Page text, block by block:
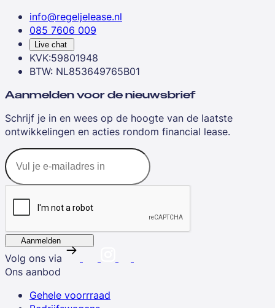
info@regeljelease.nl
085 7606 009
Live chat
KVK:59801948
BTW: NL853649765B01
Aanmelden voor de nieuwsbrief
Schrijf je in en wees op de hoogte van de laatste
ontwikkelingen en acties rondom financial lease.
Aanmelden
Volg ons via
Ons aanbod
Gehele voorrraad